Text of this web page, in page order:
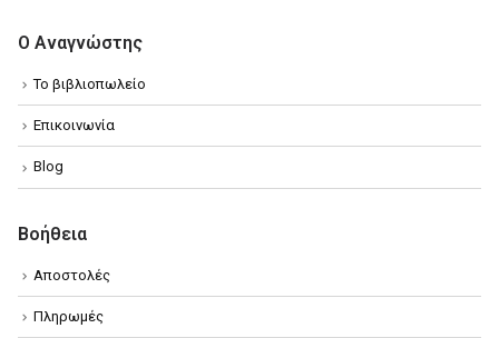
Ο Αναγνώστης
Το βιβλιοπωλείο
Επικοινωνία
Blog
Βοήθεια
Αποστολές
Πληρωμές